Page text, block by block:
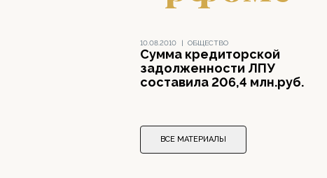
10.08.2010 | ОБЩЕСТВО
Сумма кредиторской
задолженности ЛПУ
составила 206,4 млн.руб.
ВСЕ МАТЕРИАЛЫ